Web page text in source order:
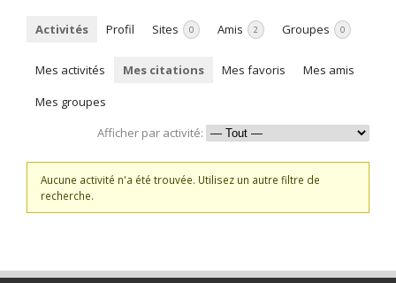
Activités Profil Sites 0 Amis 2 Groupes 0
Mes activités Mes citations Mes favoris
Mes amis
Mes groupes
Afficher par activité:
Aucune activité n'a été trouvée. Utilisez un autre filtre de
recherche.